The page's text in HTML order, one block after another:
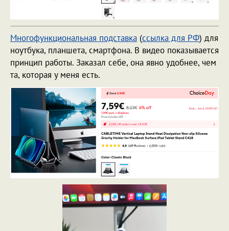
Многофункциональная подставка (ссылка для РФ) для
ноутбука, планшета, смартфона. В видео показывается
принцип работы. Заказал себе, она явно удобнее, чем
та, которая у меня есть.